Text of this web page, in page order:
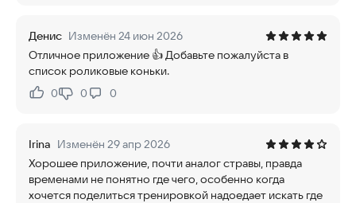
Денис Изменён 24 июн 2026
Отличное приложение 👍 Добавьте пожалуйста в
список роликовые коньки.
Нравится:
0Не нравится:
0 0
Irina Изменён 29 апр 2026
Хорошее приложение, почти аналог стравы, правда
временами не понятно где чего, особенно когда
хочется поделиться тренировкой надоедает искать где